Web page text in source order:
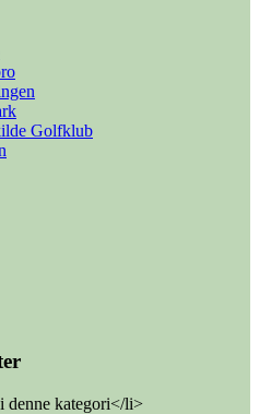
Golfklub
denne kategori</li>